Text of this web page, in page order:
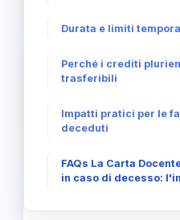
Durata e limiti
Perché i crediti
trasferibili
Impatti pratici per le
deceduti
FAQs La Carta
in caso di decesso: